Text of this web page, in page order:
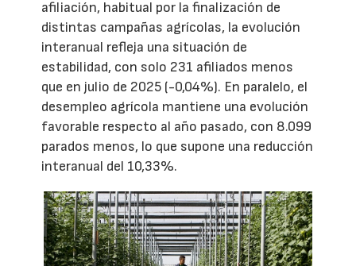
afiliación, habitual por la finalización de
distintas campañas agrícolas, la evolución
interanual refleja una situación de
estabilidad, con solo 231 afiliados menos
que en julio de 2025 (-0,04%). En paralelo, el
desempleo agrícola mantiene una evolución
favorable respecto al año pasado, con 8.099
parados menos, lo que supone una reducción
interanual del 10,33%.